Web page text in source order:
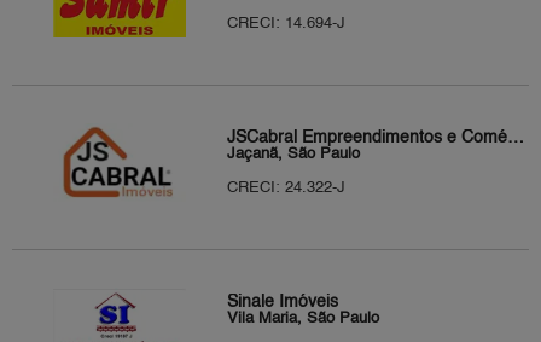
CRECI: 14.694-J
JSCabral Empreendimentos e Comércio Ltda
Jaçanã, São Paulo
CRECI: 24.322-J
Sinale Imóveis
Vila Maria, São Paulo